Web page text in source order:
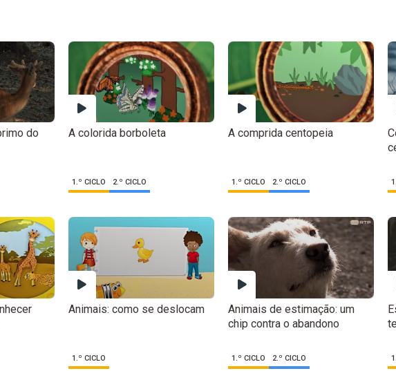
do
A colorida borboleta
1.º CICLO 2.º CICLO
A comprida centopeia
1.º CICLO 2.º CICLO
Animais: como se deslocam
1.º CICLO
Animais de estimação: um
chip contra o abandono
1.º CICLO 2.º CICLO